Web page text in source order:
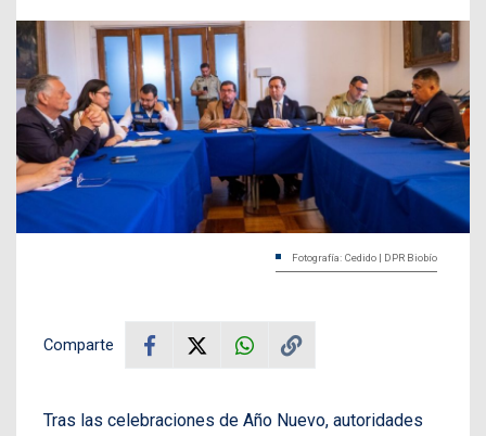
Fotografía: Cedido | DPR Biobío
Comparte
Tras las celebraciones de Año Nuevo, autoridades